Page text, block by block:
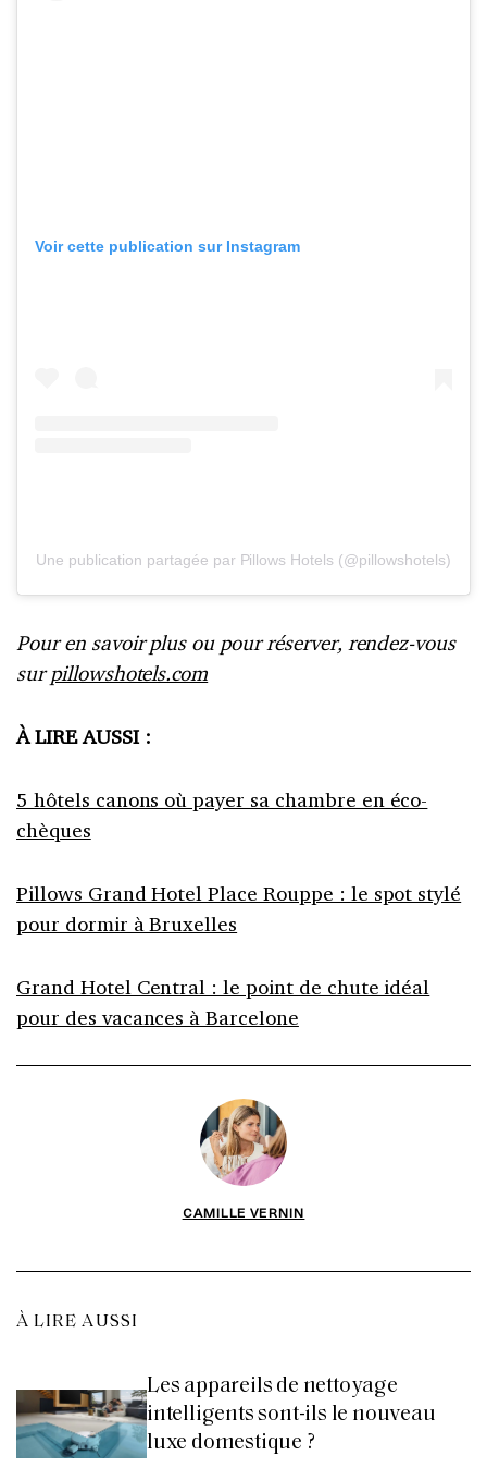
Voir cette publication sur Instagram
Une publication partagée par Pillows Hotels (@pillowshotels)
Pour en savoir plus ou pour réserver, rendez-vous
surpillowshotels.com
À LIRE AUSSI :
5 hôtels canons où payer sa chambre en éco-
chèques
Pillows Grand Hotel Place Rouppe : le spot stylé
pour dormir à Bruxelles
Grand Hotel Central : le point de chute idéal
pour des vacances à Barcelone
CAMILLE VERNIN
À LIRE AUSSI
Les appareils de nettoyage
intelligents sont-ils le nouveau
luxe domestique ?